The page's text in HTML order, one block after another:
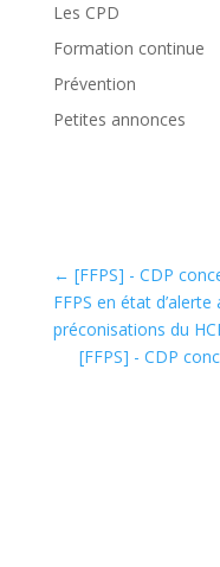
Les CPD
Formation continue
Prévention
Petites annonces
← [FFPS] - CDP
FFPS en état
préconisations du
[FFPS] - CDP